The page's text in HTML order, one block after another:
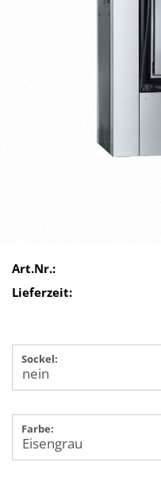
Art.Nr.:
Lieferzeit:
Sockel:
Farbe: